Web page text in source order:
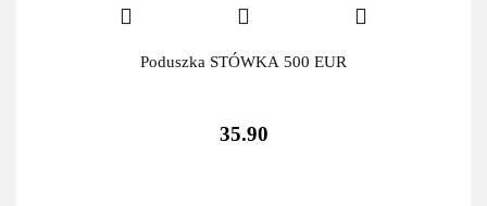
Poduszka STÓWKA 500 EUR
35.90